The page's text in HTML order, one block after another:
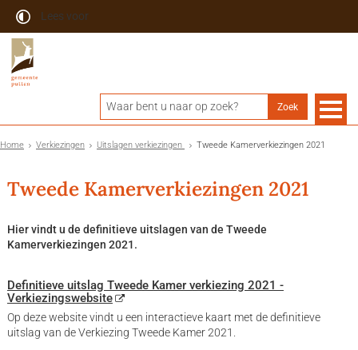
Lees voor
Home Verkiezingen Uitslagen verkiezingen Tweede Kamerverkiezingen 2021
Tweede Kamerverkiezingen 2021
Hier vindt u de definitieve uitslagen van de Tweede
Kamerverkiezingen 2021.
Definitieve uitslag Tweede Kamer verkiezing 2021 -
Verkiezingswebsite
Op deze website vindt u een interactieve kaart met de definitieve
uitslag van de Verkiezing Tweede Kamer 2021.